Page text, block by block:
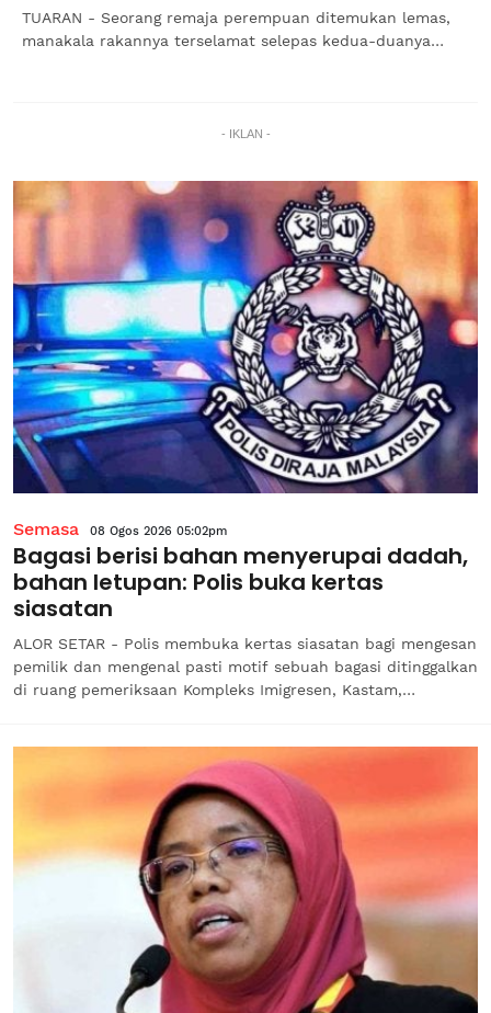
TUARAN - Seorang remaja perempuan ditemukan lemas,
manakala rakannya terselamat selepas kedua-duanya
- IKLAN -
Semasa 08 Ogos 2026 05:02pm
Bagasi berisi bahan menyerupai dadah,
bahan letupan: Polis buka kertas
siasatan
ALOR SETAR - Polis membuka kertas siasatan bagi mengesan
pemilik dan mengenal pasti motif sebuah bagasi ditinggalkan
di ruang pemeriksaan Kompleks Imigresen, Kastam,